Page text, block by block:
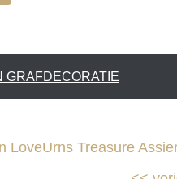
GRAFDECORATIE
LoveUrns Treasure